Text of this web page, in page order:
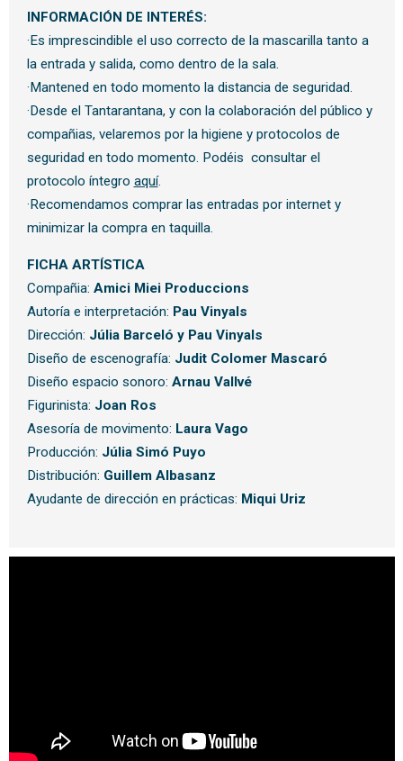
INFORMACIÓN DE INTERÉS:
·Es imprescindible el uso correcto de la mascarilla tanto a
la entrada y salida, como dentro de la sala.
·Mantened en todo momento la distancia de seguridad.
·Desde el Tantarantana, y con la colaboración del público y
compañias, velaremos por la higiene y protocolos de
seguridad en todo momento. Podéis consultar el
protocolo íntegro aquí.
·Recomendamos comprar las entradas por internet y
minimizar la compra en taquilla.
FICHA ARTÍSTICA
Compañia: Amici Miei Produccions
Autoría e interpretación: Pau Vinyals
Dirección: Júlia Barceló y Pau Vinyals
Diseño de escenografía: Judit Colomer Mascaró
Diseño espacio sonoro: Arnau Vallvé
Figurinista: Joan Ros
Asesoría de movimento: Laura Vago
Producción: Júlia Simó Puyo
Distribución: Guillem Albasanz
Ayudante de dirección en prácticas: Miqui Uriz